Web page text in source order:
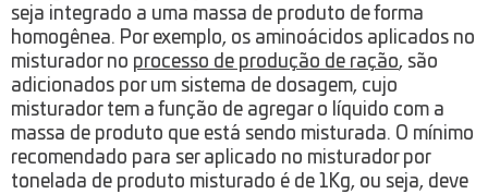
seja integrado a uma massa de produto de forma
homogênea. Por exemplo, os aminoácidos aplicados no
misturador no processo de produção de ração, são
adicionados por um sistema de dosagem, cujo
misturador tem a função de agregar o líquido com a
massa de produto que está sendo misturada. O mínimo
recomendado para ser aplicado no misturador por
tonelada de produto misturado é de 1Kg, ou seja, deve